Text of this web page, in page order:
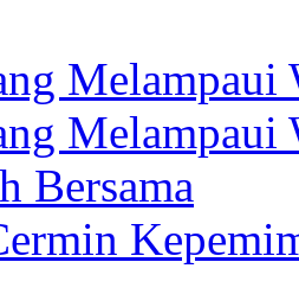
Melampaui
Melampaui
Bersama